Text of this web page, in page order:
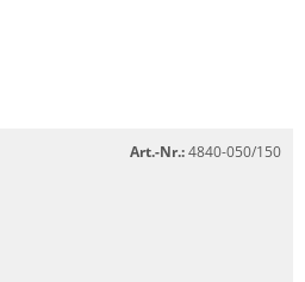
Art.-Nr.:4840-050/150